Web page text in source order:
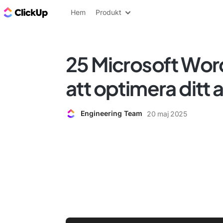
ClickUp-bloggen
Hem Produkt
25 Microsoft
att optimera ditt
Engineering Team 20 maj 2025